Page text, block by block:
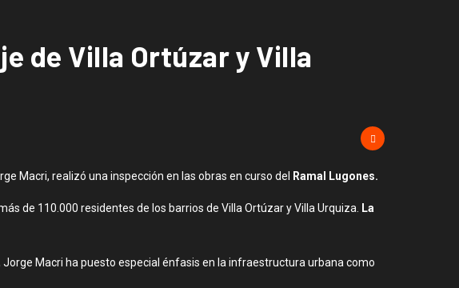
de Villa Ortúzar y Villa
Macri, realizó una inspección en las obras en curso del Ramal Lugones.
de 110.000 residentes de los barrios de Villa Ortúzar y Villa Urquiza. La
Macri ha puesto especial énfasis en la infraestructura urbana como